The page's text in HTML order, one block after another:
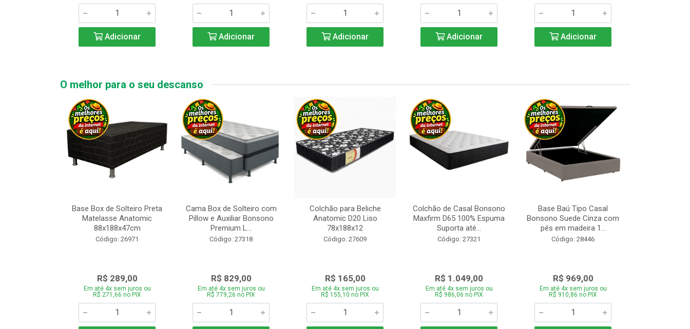
Adicionar Adicionar Adicionar Adicionar Adicionar
O melhor para o seu descanso
Base Box de Solteiro Preta
Matelasse Anatomic
88x188x47cm
Código: 26971
R$ 289,00
Em até 4x sem juros ou
R$ 271,66 no PIX
Cama Box de Solteiro com
Pillow e Auxiliar Bonsono
Premium L...
Código: 27318
R$ 829,00
Em até 4x sem juros ou
R$ 779,26 no PIX
Colchão para Beliche
Anatomic D20 Liso
78x188x12
Código: 27609
R$ 165,00
Em até 4x sem juros ou
R$ 155,10 no PIX
Colchão de Casal Bonsono
Maxfirm D65 100% Espuma
Suporta até...
Código: 27321
R$ 1.049,00
Em até 4x sem juros ou
R$ 986,06 no PIX
Base Baú Tipo Casal
Bonsono Suede Cinza com
pés em madeira 1...
Código: 28446
R$ 969,00
Em até 4x sem juros ou
R$ 910,86 no PIX